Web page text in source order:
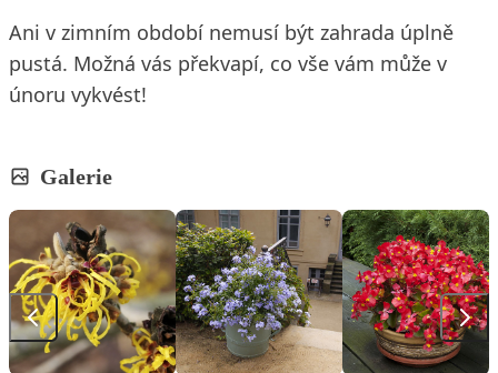
Ani v zimním období nemusí být zahrada úplně
pustá. Možná vás překvapí, co vše vám může v
únoru vykvést!
Galerie